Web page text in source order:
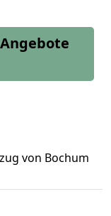
von Bochum